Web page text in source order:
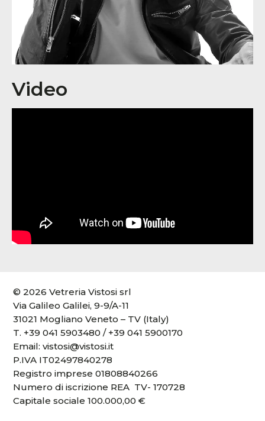
Video
© 2026 Vetreria Vistosi srl
Via Galileo Galilei, 9-9/A-11
31021 Mogliano Veneto – TV (Italy)
T. +39 041 5903480 / +39 041 5900170
Email:vistosi@vistosi.it
P.IVA IT02497840278
Registro imprese 01808840266
Numero di iscrizione REA TV- 170728
Capitale sociale 100.000,00 €